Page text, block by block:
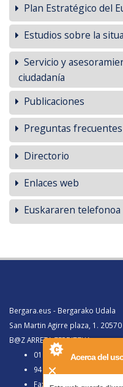
Acerca del
Plan Estratégico del
Estudios sobre la
Servicio y
ciudadanía
Publicaciones
Preguntas frecuentes
Directorio
Enlaces web
Euskararen telefonoa
Bergara.eus - Bergarako Udala
San Martin Agirre plaza, 1.
B@Z ARRETA ZERBITZUA:
010, Bergaratik deituz
943 77 91 00, Bergaraz
Faxa 943 77 91 63